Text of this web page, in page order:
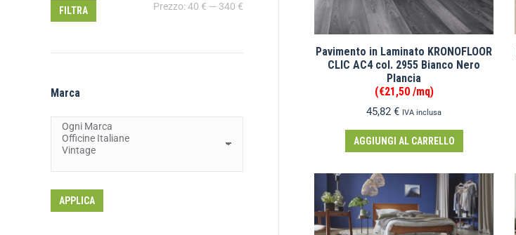
Pavimento in Laminato KRONOFLOOR
CLIC AC4 col. 2955 Bianco Nero
Plancia
(€21,50 /mq)
45,82 € IVA inclusa
AGGIUNGI AL CARRELLO
FILTRA Prezzo:40 € — 340 €
Marca
APPLICA